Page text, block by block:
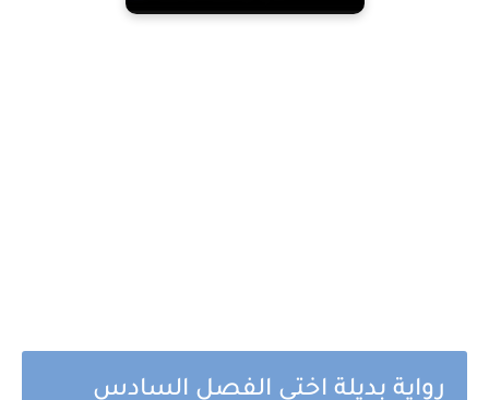
رواية بديلة اختي الفصل السادس